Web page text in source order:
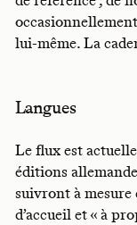
lui-même. La
Langues
Le flux est
éditions
suivront à mesure
d’accueil et « à